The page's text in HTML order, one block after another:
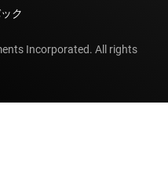
ク
Incorporated. All rights